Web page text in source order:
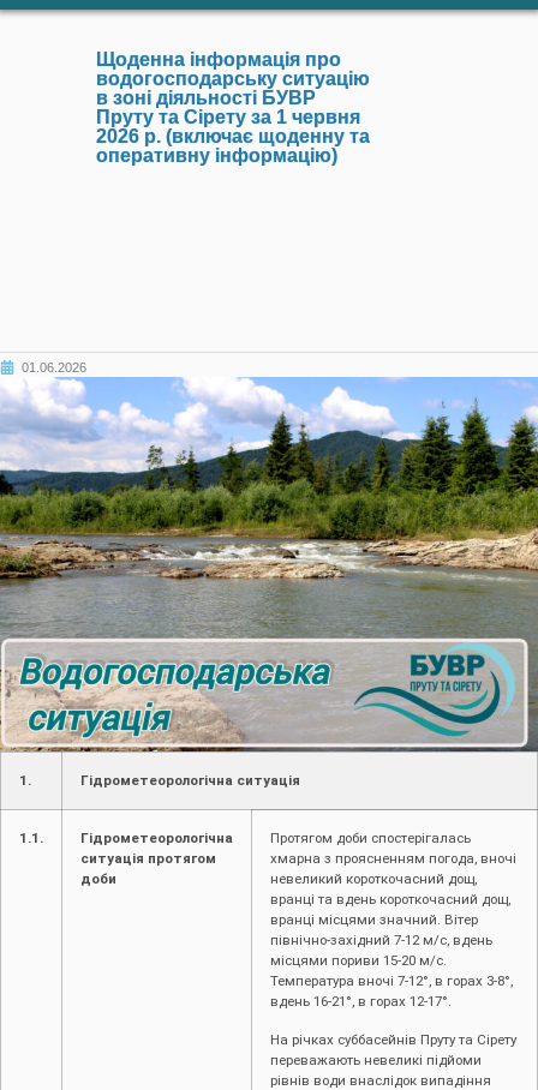
Щоденна інформація про
водогосподарську ситуацію
в зоні діяльності БУВР
Пруту та Сірету за 1 червня
2026 р. (включає щоденну та
оперативну інформацію)
01.06.2026
1. Гідрометеорологічна ситуація
1.1.
Гідрометеорологічна
ситуація протягом
доби
Протягом доби спостерігалась
хмарна з проясненням погода, вночі
невеликий короткочасний дощ,
вранці та вдень короткочасний дощ,
вранці місцями значний. Вітер
північно-західний 7-12 м/с, вдень
місцями пориви 15-20 м/с.
Температура вночі 7-12°, в горах 3-8°,
вдень 16-21°, в горах 12-17°.
На річках суббасейнів Пруту та Сірету
переважають невеликі підйоми
рівнів води внаслідок випадіння